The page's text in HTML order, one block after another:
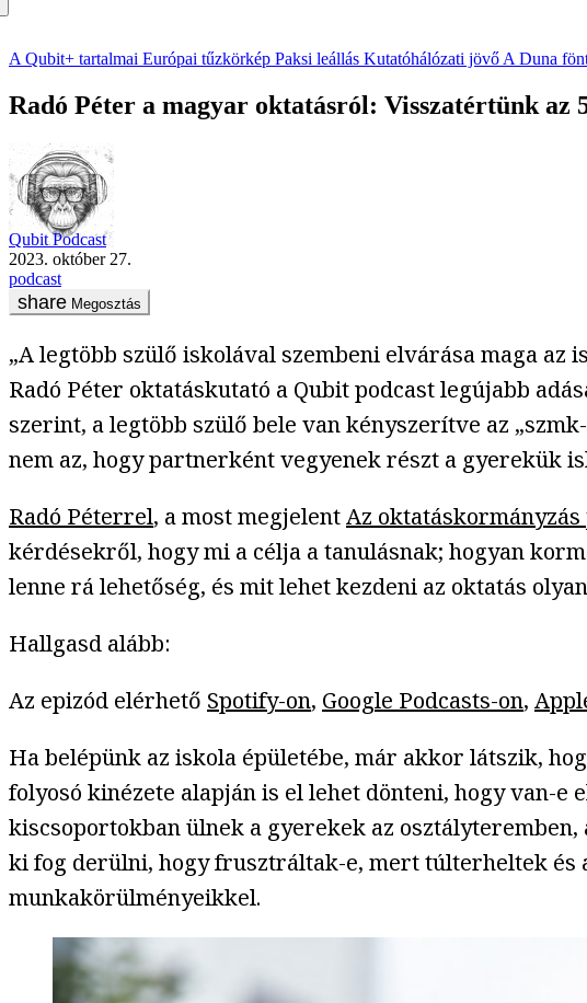
A Qubit+ tartalmai Európai tűzkörkép Paksi leállás Kutatóhálózati jövő A Duna
Radó Péter a magyar oktatásról: Visszatértünk az
Qubit Podcast
2023. október 27.
podcast
Megosztás
„A legtöbb szülő iskolával szembeni elvárása maga az
Radó Péter oktatáskutató a Qubit podcast legújabb
szerint, a legtöbb szülő bele van kényszerítve az
nem az, hogy partnerként vegyenek részt a gyerekük
Radó Péterrel, a most megjelentAz
kérdésekről, hogy mi a célja a tanulásnak; hogyan
lenne rá lehetőség, és mit lehet kezdeni az oktatás
Hallgasd alább:
Az epizód elérhető Spotify-on, Google Podcasts-on,
Ha belépünk az iskola épületébe, már akkor látszik,
folyosó kinézete alapján is el lehet dönteni, hogy van-e
kiscsoportokban ülnek a gyerekek az
ki fog derülni, hogy frusztráltak-e, mert túlterheltek és
munkakörülményeikkel.